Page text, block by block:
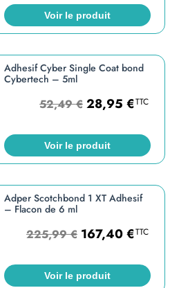
Voir le produit
Adhesif Cyber Single Coat bond
Cybertech – 5ml
52,49€ 28,95 €TTC
Voir le produit
Adper Scotchbond 1 XT Adhesif
– Flacon de 6 ml
225,99€ 167,40€TTC
Voir le produit